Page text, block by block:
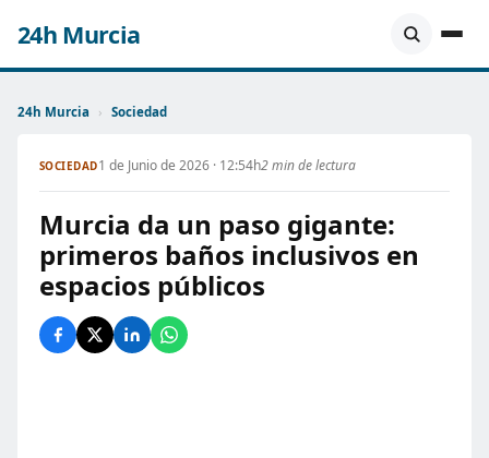
24h Murcia
24h Murcia › Sociedad
SOCIEDAD1 de Junio de 2026 · 12:54h2 min de lectura
Murcia da un paso gigante:
primeros baños inclusivos en
espacios públicos